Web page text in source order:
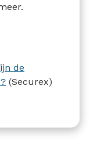
de
(Securex)